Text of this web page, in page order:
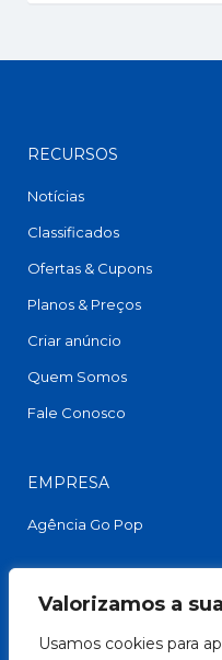
Valorizamos a
Usamos cookies para
RECURSOS
Notícias
Classificados
Ofertas & Cupons
Planos & Preços
Criar anúncio
Quem Somos
Fale Conosco
EMPRESA
Agência Go Pop
FACEBOOK